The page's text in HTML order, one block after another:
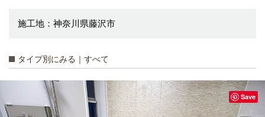
施工地：神奈川県藤沢市
タイプ別にみる｜すべて
Save